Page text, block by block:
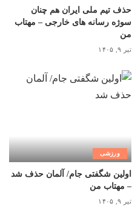
حذف تیم ملی ایران هم چنان
سوژه رسانه های خارجی – مهتاب
من
تیر ۹, ۱۴۰۵
ورزشی
اولین شگفتی جام/ آلمان حذف شد
– مهتاب من
تیر ۹, ۱۴۰۵